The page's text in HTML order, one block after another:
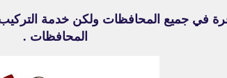
في جميع المحافظات ولكن خدمة
المحافظات .